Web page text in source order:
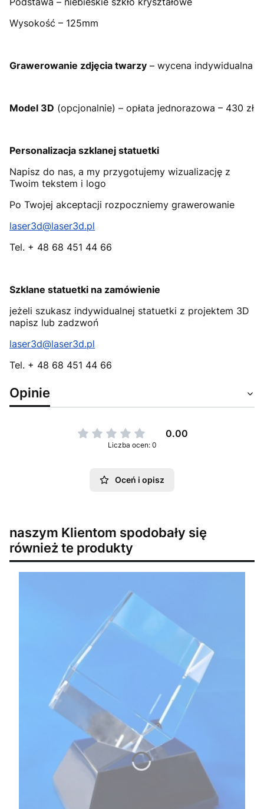
Wysokość – 125mm
Grawerowanie zdjęcia twarzy – wycena indywidualna
Model 3D (opcjonalnie) – opłata jednorazowa – 430 zł
Personalizacja szklanej statuetki
Napisz do nas, a my przygotujemy wizualizację z
Twoim tekstem i logo
Po Twojej akceptacji rozpoczniemy grawerowanie
laser3d@laser3d.pl
Tel. + 48 68 451 44 66
Szklane statuetki na zamówienie
jeżeli szukasz indywidualnej statuetki z projektem 3D
napisz lub zadzwoń
laser3d@laser3d.pl
Tel. + 48 68 451 44 66
Opinie
0.00
Liczba ocen: 0
Oceń i opisz
naszym Klientom spodobały się
również te produkty